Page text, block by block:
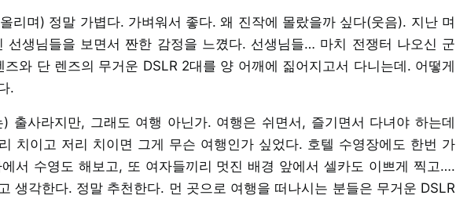
리며) 정말 가볍다. 가벼워서 좋다. 왜 진작에 몰랐을까 싶다(웃음). 지난 며
선생님들을 보면서 짠한 감정을 느꼈다. 선생님들… 마치 전쟁터 나오신 군
즈와 단 렌즈의 무거운 DSLR 2대를 양 어깨에 짊어지고서 다니는데. 어떻게
.
출사라지만, 그래도 여행 아닌가. 여행은 쉬면서, 즐기면서 다녀야 하는데
치이고 저리 치이면 그게 무슨 여행인가 싶었다. 호텔 수영장에도 한번 가
서 수영도 해보고, 또 여자들끼리 멋진 배경 앞에서 셀카도 이쁘게 찍고….
생각한다. 정말 추천한다. 먼 곳으로 여행을 떠나시는 분들은 무거운 DSLR